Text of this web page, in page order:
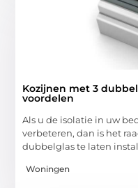
Kozijnen met 3
voordelen
Als u de isolatie in uw
verbeteren, dan is het
dubbelglas te laten
Woningen